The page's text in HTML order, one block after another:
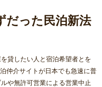
だった民泊新法
貸したい人と宿泊希望者とを
仲介サイトが日本でも急速に普
や無許可営業による営業中止